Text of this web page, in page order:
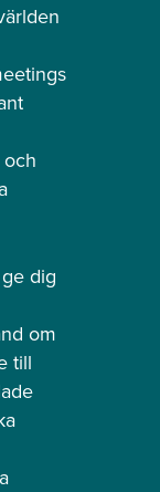
dig
om
till